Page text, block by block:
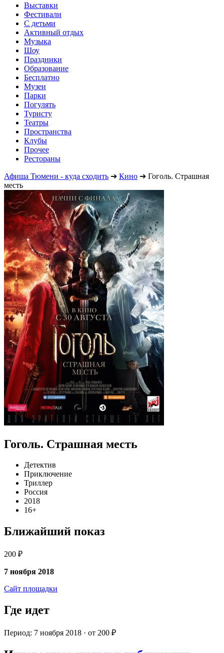
Выставки
Фестивали
С детьми
Активный отдых
Музыка
Шоу
Праздники
Образование
Бесплатно
Музеи
Парки
Погулять
Туристу
Театры
Пространства
Клубы
Прочее
Рестораны
Афиша Тюмени - куда сходить ➔ Кино ➔ Гоголь. Страшная
месть
Гоголь. Страшная месть
Детектив
Приключение
Триллер
Россия
2018
16+
Ближайший показ
200 ₽
7 ноября 2018
Сайт площадки
Где идет
Период: 7 ноября 2018 · от 200 ₽